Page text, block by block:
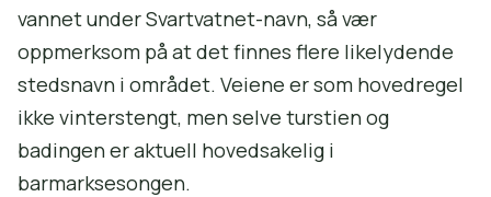
vannet under Svartvatnet-navn, så vær
oppmerksom på at det finnes flere likelydende
stedsnavn i området. Veiene er som hovedregel
ikke vinterstengt, men selve turstien og
badingen er aktuell hovedsakelig i
barmarksesongen.